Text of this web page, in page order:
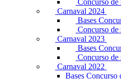
Concurso de
Carnaval 2024
Bases
Concurso de
Carnaval 2023
Bases
Concurso de
Carnaval 2022
Bases Concurso